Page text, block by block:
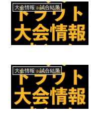
大会情報：試合結果
大会情報：試合結果